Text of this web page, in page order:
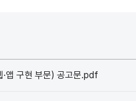
앱 구현 부문) 공고문.pdf